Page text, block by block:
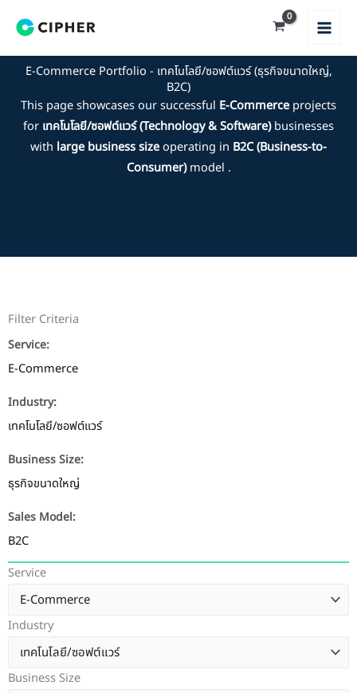
E-Commerce Portfolio - เทคโนโลยี/ซอฟต์แวร์ (ธุรกิจขนาดใหญ่,
B2C)
This page showcases our successful E-Commerce projects
for เทคโนโลยี/ซอฟต์แวร์ (Technology & Software)businesses
with large business sizeoperating in B2C (Business-to-
Consumer)model .
Filter Criteria
Service:
E-Commerce
Industry:
เทคโนโลยี/ซอฟต์แวร์
Business Size:
ธุรกิจขนาดใหญ่
Sales Model:
B2C
Service
Industry
Business Size